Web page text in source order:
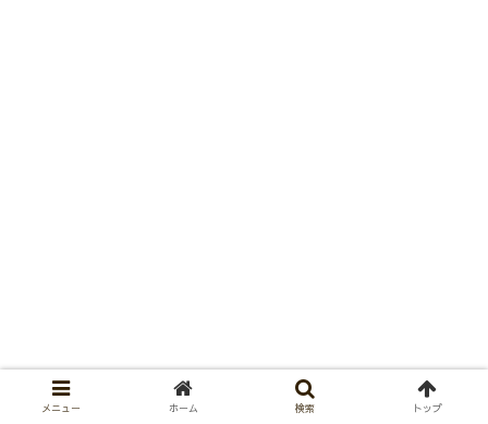
メニュー ホーム 検索 トップ